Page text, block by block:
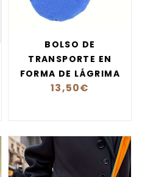
BOLSO DE
TRANSPORTE EN
FORMA DE LÁGRIMA
13,50€